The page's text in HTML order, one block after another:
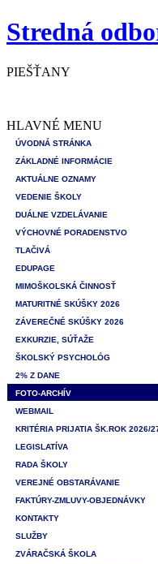
Stredná
PIEŠŤANY
HLAVNÉ MENU
ÚVODNÁ STRÁNKA
ZÁKLADNÉ INFORMÁCIE
AKTUÁLNE OZNAMY
VEDENIE ŠKOLY
DUÁLNE VZDELÁVANIE
VÝCHOVNÉ PORADENSTVO
TLAČIVÁ
EDUPAGE
MIMOŠKOLSKÁ ČINNOSŤ
MATURITNÉ SKÚŠKY 2026
ZÁVEREČNÉ SKÚŠKY 2026
EXKURZIE, SÚŤAŽE
ŠKOLSKÝ PSYCHOLÓG
2% Z DANE
FOTO-ARCHÍV
WEBMAIL
KRITÉRIA PRIJATIA ŠK.ROK 2026/
LEGISLATÍVA
RADA ŠKOLY
VEREJNÉ OBSTARÁVANIE
FAKTÚRY-ZMLUVY-OBJEDNÁVKY
KONTAKTY
SLUŽBY
ZVÁRAČSKÁ ŠKOLA